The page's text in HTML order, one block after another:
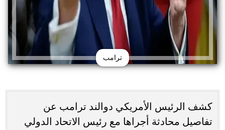
ترامب
كشف الرئيس الأمريكي دوالند ترامب عن
تفاصيل محادثة أجراها مع رئيس الاتحاد الدولي